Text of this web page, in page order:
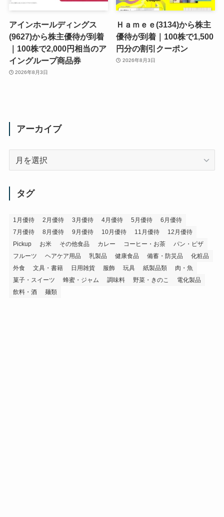
アインホールディングス
(9627)から株主優待が到着
｜100株で2,000円相当のア
イングループ商品券
2026年8月3日
Ｈａｍｅｅ(3134)から株主
優待が到着｜100株で1,500
円分の割引クーポン
2026年8月3日
アーカイブ
タグ
1月優待 2月優待 3月優待 4月優待 5月優待
6月優待
7月優待
8月優待 9月優待 10月優待 11月優待
12月優待
Pickup
お米 その他食品 カレー コーヒー・お茶
パン・ピザ
フルーツ
ヘアケア用品 乳製品 健康食品 備蓄・防災品
化粧品
外食
文具・書籍 日用雑貨 服飾 玩具 紙製品類
肉・魚
菓子・スイーツ
蜂蜜・ジャム 調味料 野菜・きのこ
電化製品
飲料・酒
麺類